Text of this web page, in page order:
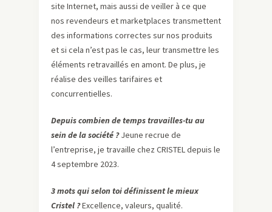
site Internet, mais aussi de veiller à ce que
nos revendeurs et marketplaces transmettent
des informations correctes sur nos produits
et si cela n’est pas le cas, leur transmettre les
éléments retravaillés en amont. De plus, je
réalise des veilles tarifaires et
concurrentielles.
Depuis combien de temps travailles-tu au
sein de la société ?Jeune recrue de
l’entreprise, je travaille chez CRISTEL depuis le
4 septembre 2023.
3 mots qui selon toi définissent le mieux
Cristel ?Excellence, valeurs, qualité.